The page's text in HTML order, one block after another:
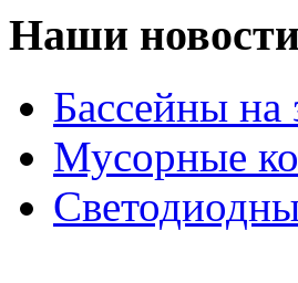
Наши новости
Бассейны на
Мусорные